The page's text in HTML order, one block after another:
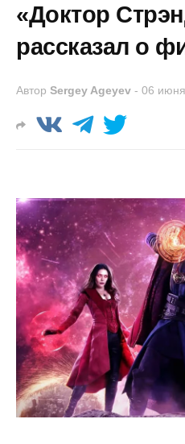
«Доктор
рассказал о
Автор Sergey Ageyev - 06 июня